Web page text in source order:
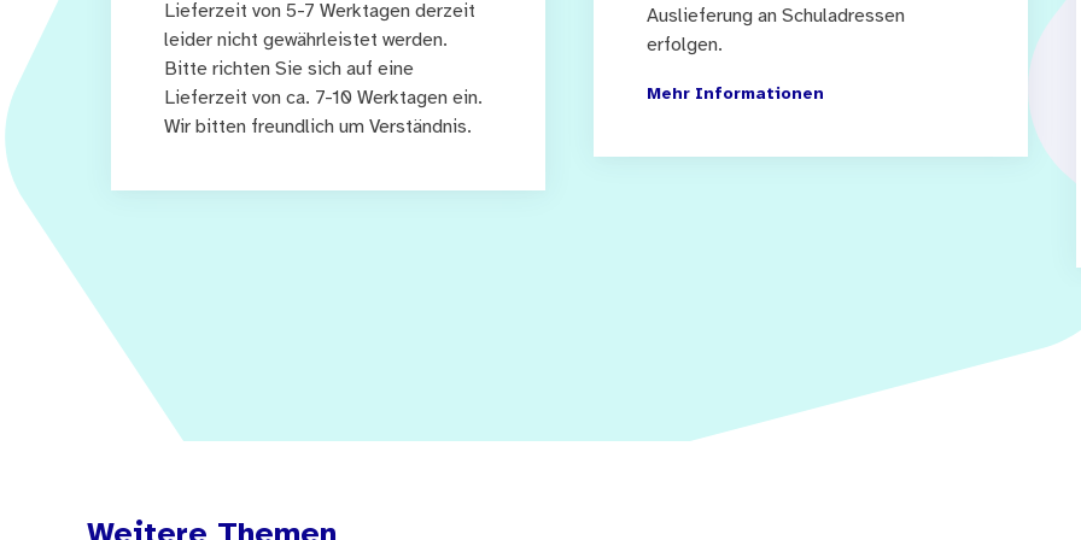
Lieferzeit von 5-7 Werktagen derzeit
leider nicht gewährleistet werden.
Bitte richten Sie sich auf eine
Lieferzeit von ca. 7-10 Werktagen ein.
Wir bitten freundlich um Verständnis.
Auslieferung an Schuladressen
erfolgen.
Mehr Informationen